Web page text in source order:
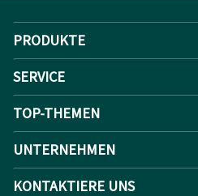
PRODUKTE
SERVICE
TOP-THEMEN
UNTERNEHMEN
KONTAKTIERE UNS